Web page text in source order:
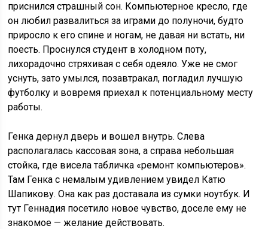
приснился страшный сон. Компьютерное кресло, где
он любил развалиться за играми до полуночи, будто
приросло к его спине и ногам, не давая ни встать, ни
поесть. Проснулся студент в холодном поту,
лихорадочно стряхивая с себя одеяло. Уже не смог
уснуть, зато умылся, позавтракал, погладил лучшую
футболку и вовремя приехал к потенциальному месту
работы.
Генка дернул дверь и вошел внутрь. Слева
располагалась кассовая зона, а справа небольшая
стойка, где висела табличка «ремонт компьютеров».
Там Генка с немалым удивлением увидел Катю
Шапикову. Она как раз доставала из сумки ноутбук. И
тут Геннадия посетило новое чувство, доселе ему не
знакомое — желание действовать.